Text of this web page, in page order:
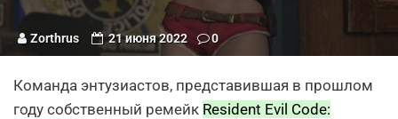
Zorthrus 21 июня 2022 0
Команда энтузиастов, представившая в прошлом
году собственный ремейк Resident Evil Code: